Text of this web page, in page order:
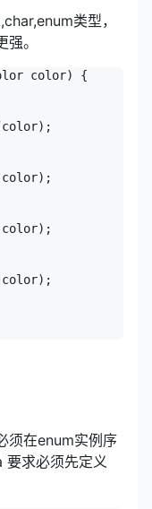
类型，
。
color) {
须在enum实例序
要求必须先定义